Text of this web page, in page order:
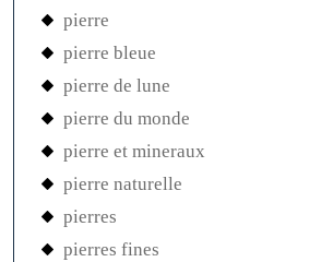
pierre
pierre bleue
pierre de lune
pierre du monde
pierre et mineraux
pierre naturelle
pierres
pierres fines